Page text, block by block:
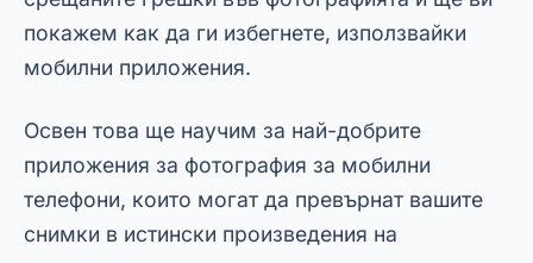
покажем как да ги избегнете, използвайки
мобилни приложения.
Освен това ще научим за най-добрите
приложения за фотография за мобилни
телефони, които могат да превърнат вашите
снимки в истински произведения на